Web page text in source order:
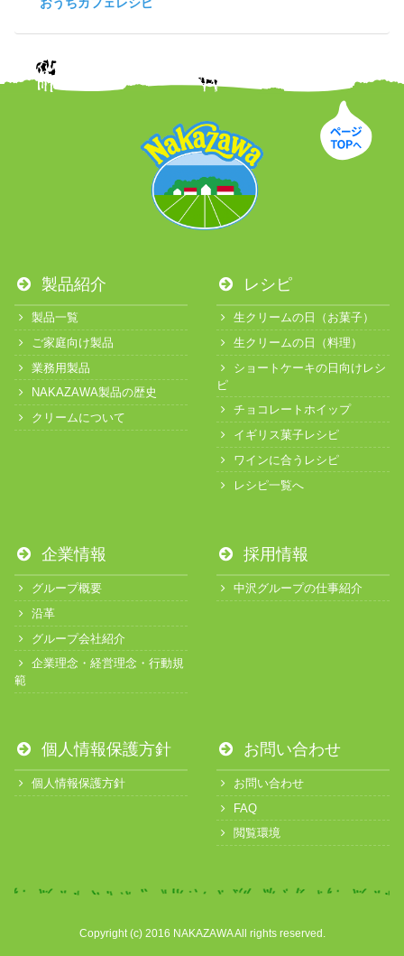
おうちカフェレシピ
製品紹介
製品一覧
ご家庭向け製品
業務用製品
NAKAZAWA製品の歴史
クリームについて
レシピ
生クリームの日（お菓子）
生クリームの日（料理）
ショートケーキの日向けレシ
ピ
チョコレートホイップ
イギリス菓子レシピ
ワインに合うレシピ
レシピ一覧へ
企業情報
グループ概要
沿革
グループ会社紹介
企業理念・経営理念・行動規
範
採用情報
中沢グループの仕事紹介
個人情報保護方針
個人情報保護方針
お問い合わせ
お問い合わせ
FAQ
閲覧環境
Copyright (c) 2016 NAKAZAWA All rights reserved.